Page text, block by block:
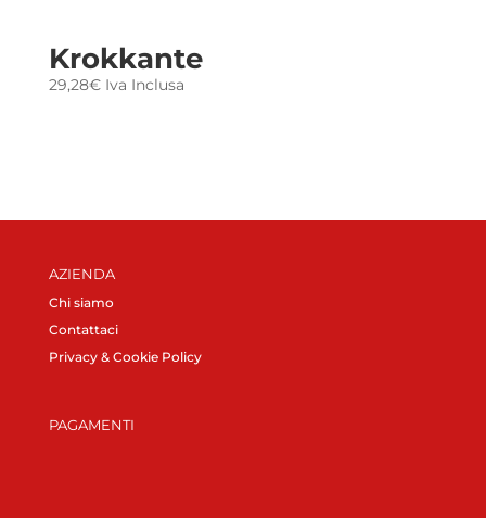
Krokkante
29,28€ Iva Inclusa
AZIENDA
Chi siamo
Contattaci
Privacy & Cookie Policy
PAGAMENTI